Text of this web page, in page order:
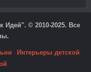
Идей". © 2010-2025. Все
Интерьеры детской